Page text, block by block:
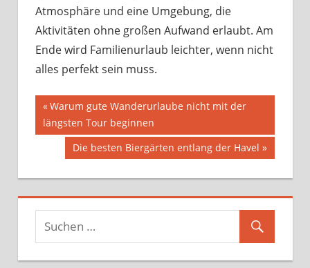
Atmosphäre und eine Umgebung, die
Aktivitäten ohne großen Aufwand erlaubt. Am
Ende wird Familienurlaub leichter, wenn nicht
alles perfekt sein muss.
Beitragsnavigation
Vorheriger
Beitrag:
Warum gute Wanderurlaube nicht mit der
längsten Tour beginnen
Nächster
Beitrag:
Die besten Biergärten entlang der Havel